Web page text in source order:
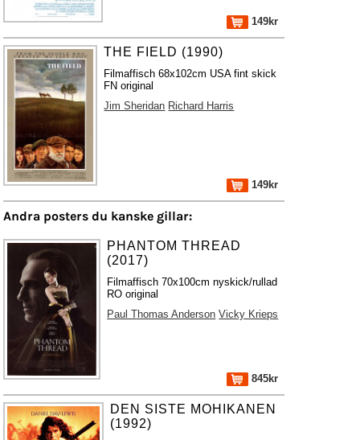
149kr
THE FIELD (1990)
Filmaffisch 68x102cm USA fint skick
FN original
Jim Sheridan Richard Harris
149kr
Andra posters du kanske gillar:
PHANTOM THREAD
(2017)
Filmaffisch 70x100cm nyskick/rullad
RO original
Paul Thomas Anderson Vicky Krieps
845kr
DEN SISTE MOHIKANEN
(1992)